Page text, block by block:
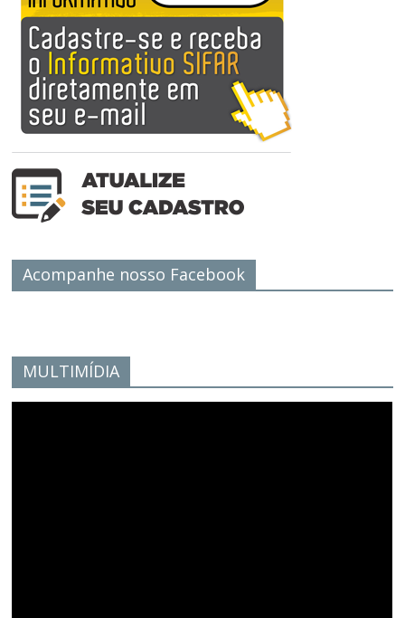
Acompanhe nosso Facebook
MULTIMÍDIA